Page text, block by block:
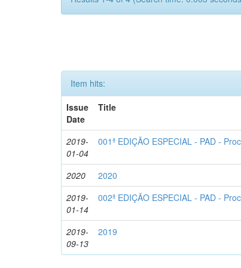
Item hits:
Issue
Date
Title
2019-
01-04
001ª EDIÇÃO ESPECIAL - PAD -
2020 2020
2019-
01-14
002ª EDIÇÃO ESPECIAL - PAD -
2019-
09-13
2019